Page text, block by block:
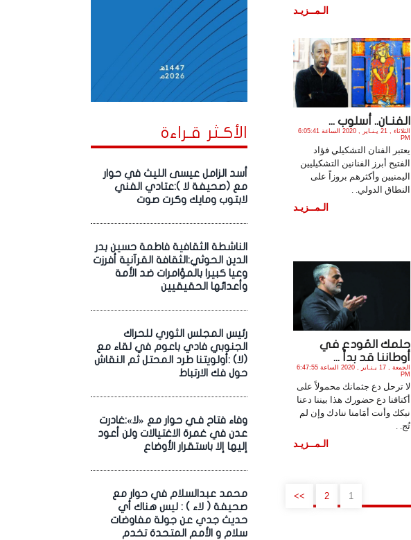
الأكـثر قـراءة
أسد الزامل عيسى الليث في حوار
مع (صحيفة لا ):عتادي الفني
لابتوب ومايك وكرت صوت
الناشطة الثقافية فاطمة حسين بدر
الدين الحوثي:الثقافة القرآنية أفرزت
وعيا كبيرا بالمؤامرات ضد الأمة
وأعدائها الحقيقيين
رئيس المجلس الثوري للحراك
الجنوبي فادي باعوم في لقاء مع
(لا) :أولويتنا طرد المحتل ثم النقاش
حول فك الارتباط
وفاء فتاح فـي حوار مع «لا»:غادرت
عدن في غمرة الاغتيالات ولن أعود
إليها إلا باستقرار الأوضاع
محمد عبدالسلام في حوار مع
صحيفة ( لاء ) : ليس هناك أي
حديث جدي عن جولة مفاوضات
سلام و الأمم المتحدة تخدم
الـمــزيـد
الفنـان.. أسلوب ...
الثلاثاء , 21 يـنـاير , 2020 الساعة 6:05:41
PM
يعتبر الفنان التشكيلي فؤاد
الفتيح أبرز الفنانين التشكيليين
اليمنيين وأكثرهم بروزاً على
النطاق الدولي. .
الـمــزيـد
حلمك المُودع في
أوطاننا قد بدأ ...
الجمعة , 17 يـنـاير , 2020 الساعة 6:47:55
PM
لا ترحل دع جثمانك محمولاً على
أكتافنا دع حضورك هذا بيننا دعنا
نبكك وأنت أمَامنا ننادك وإن لم
تُج. .
الـمــزيـد
1
2
>>